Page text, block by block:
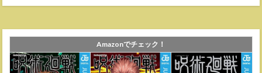
Amazonでチェック！